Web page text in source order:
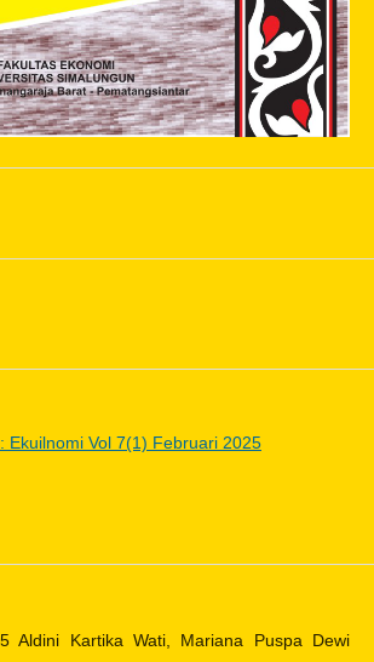
Ekuilnomi Vol 7(1) Februari 2025
Aldini Kartika Wati, Mariana Puspa Dewi